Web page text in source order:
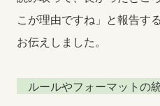
こが理由ですね」と報告す
お伝えしました。
ルールやフォーマットの